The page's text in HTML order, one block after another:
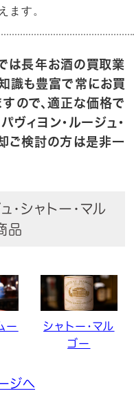
ます。
は長年お酒の買取業
識も豊富で常にお買
ので、適正な価格で
ヴィヨン・ルージュ・
ご検討の方は是非一
・シャトー・マル
品
ー
シャトー・マル
ゴー
ジへ